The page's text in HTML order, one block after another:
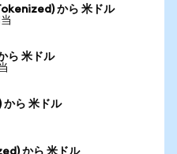
から 米ドル
ら 米ドル
ら 米ドル
から 米ドル